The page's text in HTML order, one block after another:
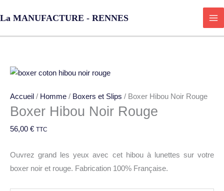
au
La MANUFACTURE - RENNES
Accueil / Homme / Boxers et Slips / Boxer Hibou Noir Rouge
Boxer Hibou Noir Rouge
56,00 € TTC
Ouvrez grand les yeux avec cet hibou à lunettes sur votre
boxer noir et rouge. Fabrication 100% Française.
quantité
Boxer
Hibou
Noir